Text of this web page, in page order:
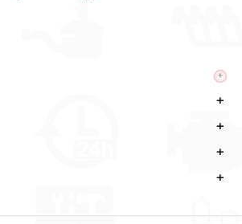
+
+
+
+
+